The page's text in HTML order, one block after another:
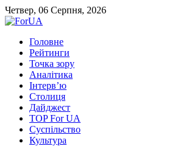
Четвер, 06 Серпня, 2026
Головне
Рейтинги
Точка зору
Аналітика
Інтерв’ю
Столиця
Дайджест
TOP For UA
Суспiльство
Культура